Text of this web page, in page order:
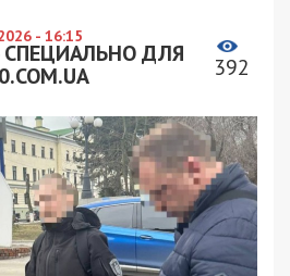
- 16:15
СПЕЦИАЛЬНО ДЛЯ
392